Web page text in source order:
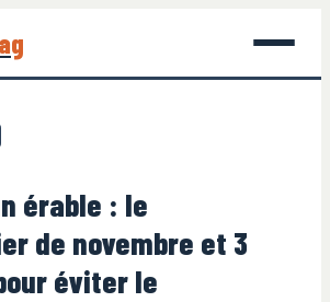
érable : le
de novembre et 3
éviter le